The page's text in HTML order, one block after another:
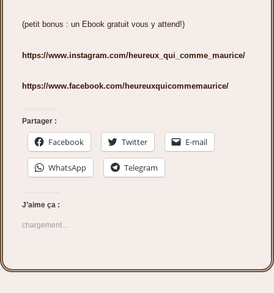
(petit bonus : un Ebook gratuit vous y attend!)
https://www.instagram.com/heureux_qui_comme_maurice/
https://www.facebook.com/heureuxquicommemaurice/
Partager :
Facebook Twitter E-mail
WhatsApp Telegram
J’aime ça :
chargement…